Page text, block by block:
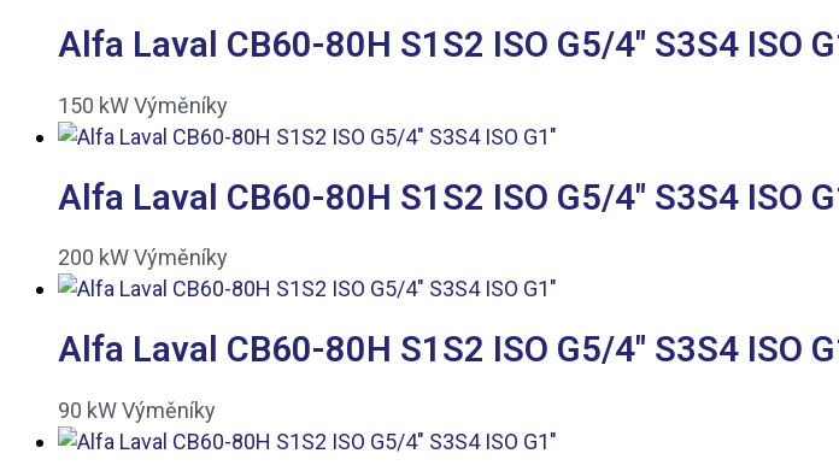
Alfa Laval CB60-80H S1S2 ISO G5/4″ S3S4 ISO
150 kWVýměníky
Alfa Laval CB60-80H S1S2 ISO G5/4″ S3S4 ISO
200 kWVýměníky
Alfa Laval CB60-80H S1S2 ISO G5/4″ S3S4 ISO
90 kWVýměníky